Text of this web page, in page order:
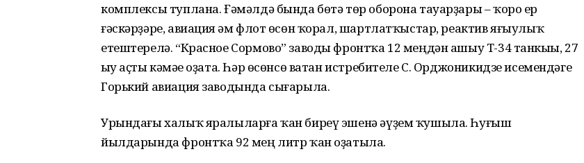
комплексы туплана. Ғәмәлдә бында бөтә төр оборона тауарҙары – ҡоро ер
ғәскәрҙәре, авиация һәм флот өсөн ҡорал, шартлатҡыстар, реактив яғыулыҡ
етештерелә. “Красное Сормово” заводы фронтҡа 12 меңдән ашыу Т-34 танкыһы, 27
һыу аҫты кәмәһе оҙата. Һәр өсөнсө ватан истребителе С. Орджоникидзе исемендәге
Горький авиация заводында сығарыла.
Урындағы халыҡ яралыларға ҡан биреү эшенә әүҙем ҡушыла. Һуғыш
йылдарында фронтҡа 92 мең литр ҡан оҙатыла.